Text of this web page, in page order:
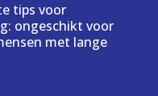
tips voor
ongeschikt voor
met lange